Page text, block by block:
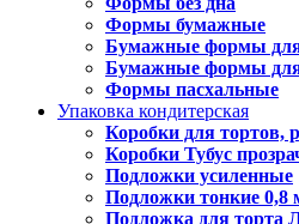
Формы бумажные
Бумажные формы
Бумажные формы
Формы пасхальные
Упаковка кондитерская
Коробки для тортов,
Коробки Тубус
Подложки усиленные
Подложки тонкие 0,8
Подложка для